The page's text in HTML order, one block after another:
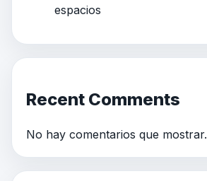
espacios
Recent Comments
No hay comentarios que mostrar.